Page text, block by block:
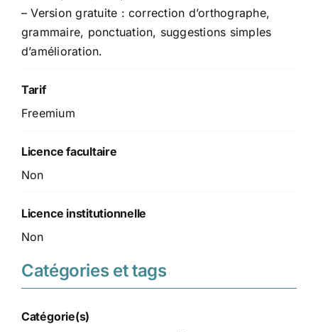
– Version gratuite : correction d’orthographe,
grammaire, ponctuation, suggestions simples
d’amélioration.
Tarif
Freemium
Licence facultaire
Non
Licence institutionnelle
Non
Catégories et tags
Catégorie(s)